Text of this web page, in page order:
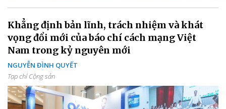
Khẳng định bản lĩnh, trách nhiệm và khát
vọng đổi mới của báo chí cách mạng Việt
Nam trong kỷ nguyên mới
NGUYỄN ĐÌNH QUYẾT
Tạp chí Cộng sản